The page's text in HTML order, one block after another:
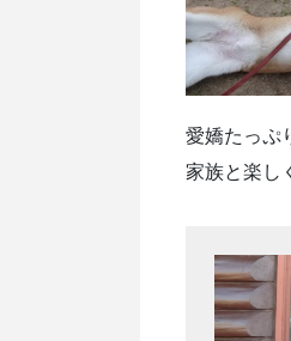
愛嬌たっぷ
家族と楽し